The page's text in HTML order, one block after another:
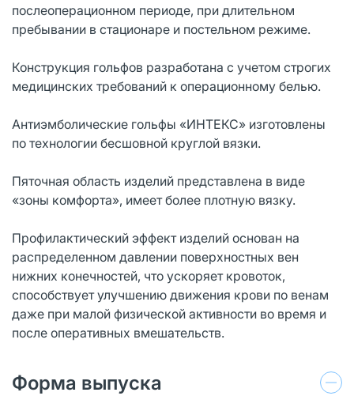
послеоперационном периоде, при длительном
пребывании в стационаре и постельном режиме.
Конструкция гольфов разработана с учетом строгих
медицинских требований к операционному белью.
Антиэмболические гольфы «ИНТЕКС» изготовлены
по технологии бесшовной круглой вязки.
Пяточная область изделий представлена в виде
«зоны комфорта», имеет более плотную вязку.
Профилактический эффект изделий основан на
распределенном давлении поверхностных вен
нижних конечностей, что ускоряет кровоток,
способствует улучшению движения крови по венам
даже при малой физической активности во время и
после оперативных вмешательств.
Форма выпуска